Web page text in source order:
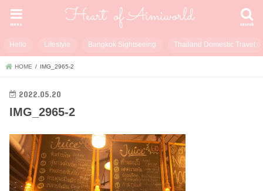
search
menu
Hello Lifestyle Bangkok Sightseeing Thailand Domestic Travel
HOME IMG_2965-2
2022.05.20
IMG_2965-2